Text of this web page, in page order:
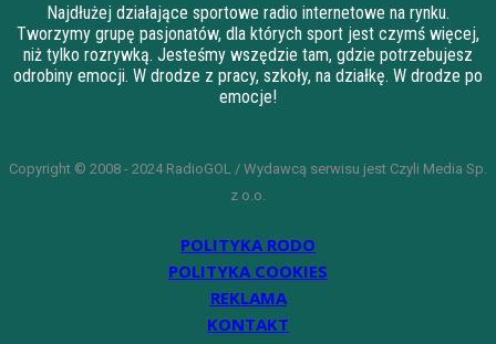
Najdłużej działające sportowe radio internetowe na rynku.
Tworzymy grupę pasjonatów, dla których sport jest czymś więcej,
niż tylko rozrywką. Jesteśmy wszędzie tam, gdzie potrzebujesz
odrobiny emocji. W drodze z pracy, szkoły, na działkę. W drodze po
emocje!
Copyright © 2008 - 2024 RadioGOL / Wydawcą serwisu jest Czyli Media Sp.
z o.o.
POLITYKA RODO
POLITYKA COOKIES
REKLAMA
KONTAKT